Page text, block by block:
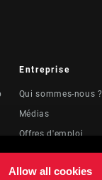
Allow all cookies
Entreprise
Qui sommes-nous ?
Médias
Offres d'emploi
Logos
Locations